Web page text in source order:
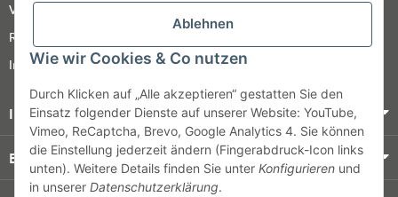
Ablehnen
Wie wir Cookies & Co nutzen
Durch Klicken auf „Alle akzeptieren“ gestatten Sie den
Einsatz folgender Dienste auf unserer Website: YouTube,
Vimeo, ReCaptcha, Brevo, Google Analytics 4. Sie können
die Einstellung jederzeit ändern (Fingerabdruck-Icon links
unten). Weitere Details finden Sie unter Konfigurieren und
in unserer Datenschutzerklärung.
Versandinformationen
Retour
Impressum
Informationen
Bezahlung & Versand